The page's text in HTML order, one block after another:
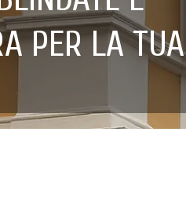
PER LA TUA